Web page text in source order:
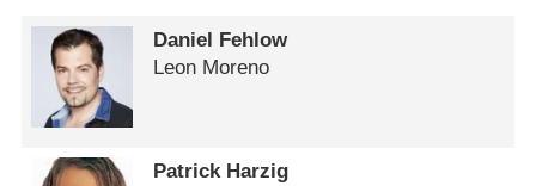
Daniel Fehlow
Leon Moreno
Patrick Harzig